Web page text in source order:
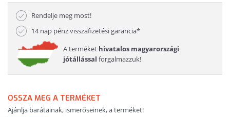
Rendelje meg most!
14 nap pénz visszafizetési garancia*
A terméket hivatalos magyarországi
jótállással forgalmazzuk!
OSSZA MEG A TERMÉKET
Ajánlja barátainak, ismerőseinek, a terméket!